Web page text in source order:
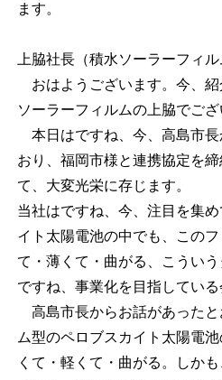
ます。
上脇社長（積水ソーラーフィル
おはようございます。今、紹
ソーラーフィルムの上脇でござ
本日はですね、今、高島市長
おり、福岡市様と連携協定を
て、大変光栄に存じます。
当社はですね、今、注目を集
イト太陽電池の中でも、この
て・薄くて・曲がる、こうい
ですね、事業化を目指している
高島市長からお話があった
ム型のペロブスカイト太陽電
くて・軽くて・曲がる。しか